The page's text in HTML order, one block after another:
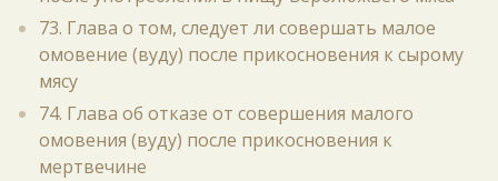
73. Глава о том, следует ли совершать малое
омовение (вуду) после прикосновения к сырому
мясу
74. Глава об отказе от совершения малого
омовения (вуду) после прикосновения к
мертвечине